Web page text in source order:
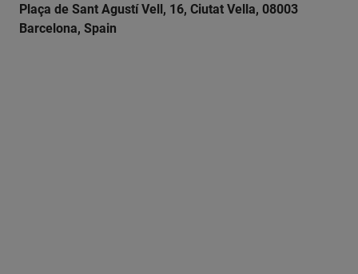
Plaça de Sant Agustí Vell, 16, Ciutat Vella, 08003
Barcelona, Spain